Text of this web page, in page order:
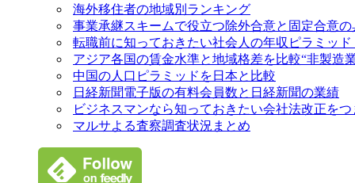
海外移住者の地域別ランキング
事業承継スキームで役立つ除外合意と固定合意の
転職前に知っておきたい社会人の年収ピラミッ
アジア各国の賃金水準と地域格差を比較“非製造
中国の人口ピラミッドを日本と比較
日経新聞電子版の有料会員数と日経新聞の業績
ビジネスマンなら知っておきたい会社法改正を
マルサよる査察調査状況まとめ